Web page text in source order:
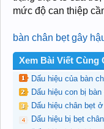
mức độ can thiệp
bàn chân bẹt gây
Xem Bài Viết Cùng
Dấu hiệu của bàn
Dấu hiệu con bị
Dấu hiệu chân bẹt
Dấu hiệu bị bẹt